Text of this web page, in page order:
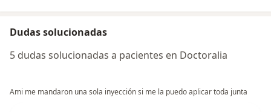
Dudas solucionadas
5 dudas solucionadas a pacientes en Doctoralia
Ami me mandaron una sola inyección si me la puedo aplicar toda junta